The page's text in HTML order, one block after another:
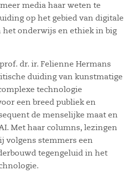
media haar weten te
op het gebied van digitale
onderwijs en ethiek in big
dr. ir. Felienne Hermans
duiding van kunstmatige
technologie
een breed publiek en
de menselijke maat en
Met haar columns, lezingen
volgens stemmers een
tegengeluid in het